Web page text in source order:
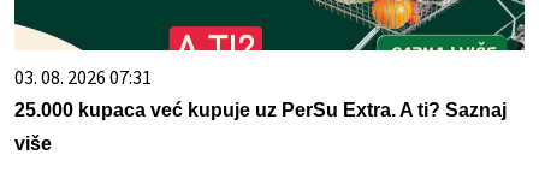
03. 08. 2026 07:31
25.000 kupaca već kupuje uz PerSu Extra. A ti? Saznaj
više